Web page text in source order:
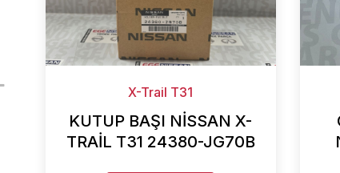
X-Trail T31
KUTUP BAŞI NİSSAN X-
TRAİL T31 24380-JG70B